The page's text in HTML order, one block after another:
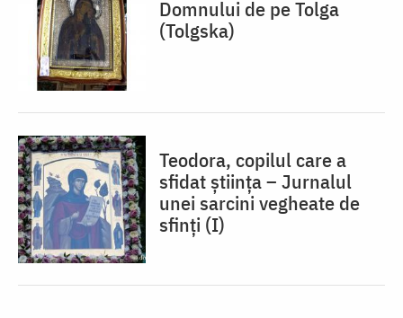
Domnului de pe Tolga
(Tolgska)
Teodora, copilul care a
sfidat știința – Jurnalul
unei sarcini vegheate de
sfinți (I)